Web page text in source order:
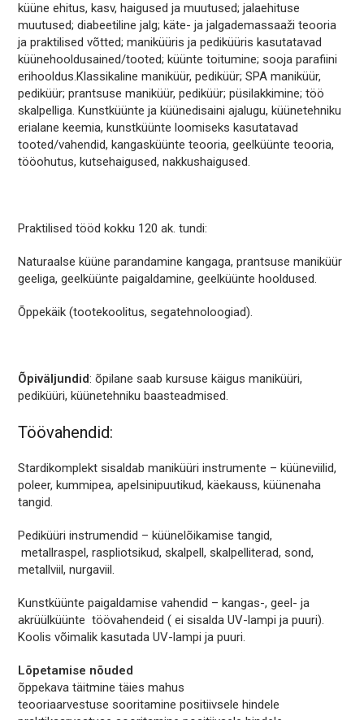
küüne ehitus, kasv, haigused ja muutused; jalaehituse
muutused; diabeetiline jalg; käte- ja jalgademassaaži teooria
ja praktilised võtted; maniküüris ja pediküüris kasutatavad
küünehooldusained/tooted; küünte toitumine; sooja parafiini
erihooldus.Klassikaline maniküür, pediküür; SPA maniküür,
pediküür; prantsuse maniküür, pediküür; püsilakkimine; töö
skalpelliga. Kunstküünte ja küünedisaini ajalugu, küünetehniku
erialane keemia, kunstküünte loomiseks kasutatavad
tooted/vahendid, kangasküünte teooria, geelküünte teooria,
tööohutus, kutsehaigused, nakkushaigused.
Praktilised tööd kokku 120 ak. tundi:
Naturaalse küüne parandamine kangaga, prantsuse maniküür
geeliga, geelküünte paigaldamine, geelküünte hooldused.
Õppekäik (tootekoolitus, segatehnoloogiad).
Õpiväljundid: õpilane saab kursuse käigus maniküüri,
pediküüri, küünetehniku baasteadmised.
Töövahendid:
Stardikomplekt sisaldab maniküüri instrumente – küüneviilid,
poleer, kummipea, apelsinipuutikud, käekauss, küünenaha
tangid.
Pediküüri instrumendid – küünelõikamise tangid,
metallraspel, raspliotsikud, skalpell, skalpelliterad, sond,
metallviil, nurgaviil.
Kunstküünte paigaldamise vahendid – kangas-, geel- ja
akrüülküünte töövahendeid ( ei sisalda UV-lampi ja puuri).
Koolis võimalik kasutada UV-lampi ja puuri.
Lõpetamise nõuded
õppekava täitmine täies mahus
teooriaarvestuse sooritamine positiivsele hindele